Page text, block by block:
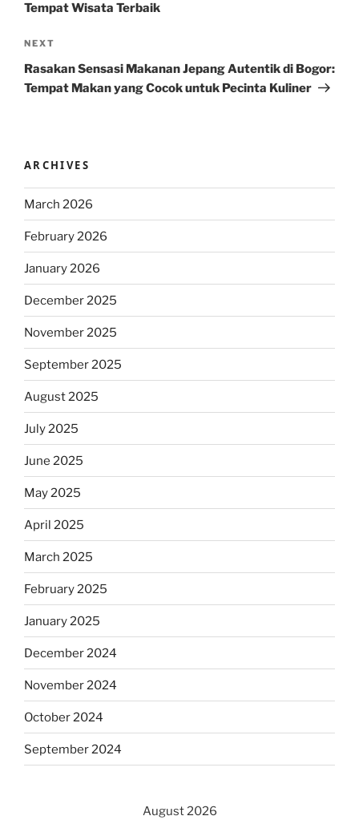
Tempat Wisata Terbaik
Next
Post
NEXT
Rasakan Sensasi Makanan Jepang Autentik di Bogor:
Tempat Makan yang Cocok untuk Pecinta Kuliner
ARCHIVES
March 2026
February 2026
January 2026
December 2025
November 2025
September 2025
August 2025
July 2025
June 2025
May 2025
April 2025
March 2025
February 2025
January 2025
December 2024
November 2024
October 2024
September 2024
August 2026